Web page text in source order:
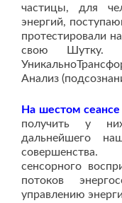
частицы, для
энергий,
протестировали
свою
Анализ
На шестом сеансе
получить у
дальнейшего
сенсорного
потоков
управлению